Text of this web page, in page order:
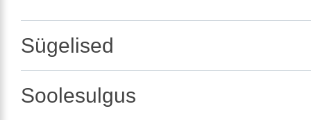
Sügelised
Soolesulgus